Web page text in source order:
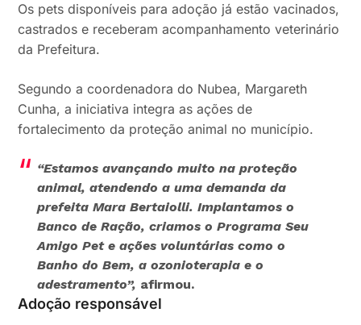
Os pets disponíveis para adoção já estão vacinados,
castrados e receberam acompanhamento veterinário
da Prefeitura.
Segundo a coordenadora do Nubea, Margareth
Cunha, a iniciativa integra as ações de
fortalecimento da proteção animal no município.
“Estamos avançando muito na proteção
animal, atendendo a uma demanda da
prefeita Mara Bertaiolli. Implantamos o
Banco de Ração, criamos o Programa Seu
Amigo Pet e ações voluntárias como o
Banho do Bem, a ozonioterapia e o
adestramento”, afirmou.
Adoção responsável